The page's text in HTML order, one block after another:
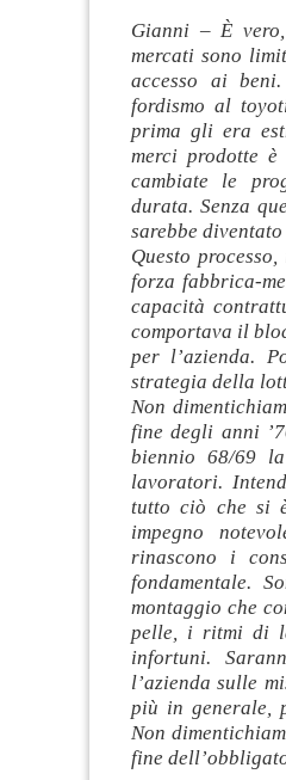
Gianni – È
mercati sono
accesso ai
fordismo al
prima gli era
merci prodotte
cambiate le
durata. Senza
sarebbe
Questo
forza fabbrica-
capacità
comportava il
per l’azienda.
strategia della
Non
fine degli anni
biennio 68/69
lavoratori.
tutto ciò che si
impegno
rinascono i
fondamentale.
montaggio che
pelle, i ritmi di
infortuni.
l’azienda sulle
più in generale,
Non
fine